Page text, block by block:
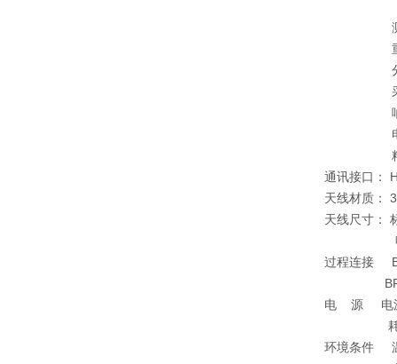
测量范围
重复性
分辨率
采 样：回
响应速度：
电流信号
精 度
通讯接口：
天线材质：
天线尺寸： 标准
喇叭可选
过程连接
BRL502：法
电 源 电源：
耗电量：
环境条件 温